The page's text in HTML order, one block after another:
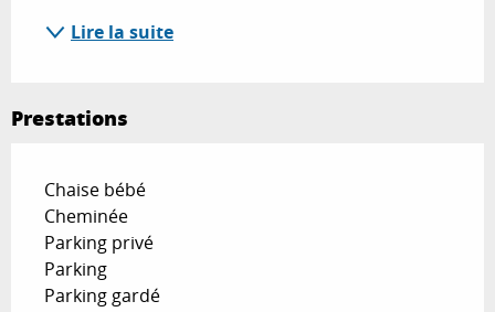
Lire la suite
Prestations
Chaise bébé
Cheminée
Parking privé
Parking
Parking gardé